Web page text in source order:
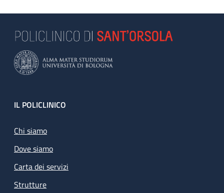
Footer
IL POLICLINICO
Chi siamo
Dove siamo
Carta dei servizi
Strutture